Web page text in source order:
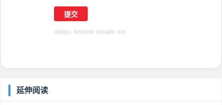
选择提交，视为您同意 《隐私保障》 条例
延伸阅读